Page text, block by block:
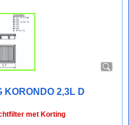
KORONDO 2,3L D
met Korting